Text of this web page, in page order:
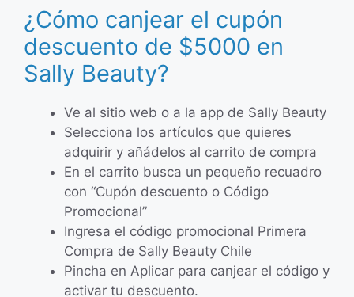
¿Cómo canjear el cupón
descuento de $5000 en
Sally Beauty?
Ve al sitio web o a la app de Sally Beauty
Selecciona los artículos que quieres
adquirir y añádelos al carrito de compra
En el carrito busca un pequeño recuadro
con “Cupón descuento o Código
Promocional”
Ingresa el código promocional Primera
Compra de Sally Beauty Chile
Pincha en Aplicar para canjear el código y
activar tu descuento.